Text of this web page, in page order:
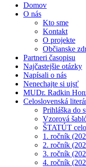
Domov
O nás
Kto sme
Kontakt
O projekte
Občianske
Partneri časopisu
Najčastejšie otázky
Napísali o nás
Nenechajte si ujsť
MUDr. Radkin
Celoslovenská
Prihláška do
Vzorová
ŠTATÚT
1. ročník
2. ročník
3. ročník
4. ročník